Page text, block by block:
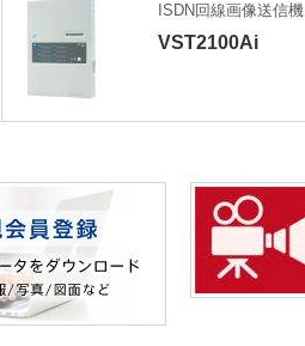
ISDN回線画像送信機
VST2100Ai